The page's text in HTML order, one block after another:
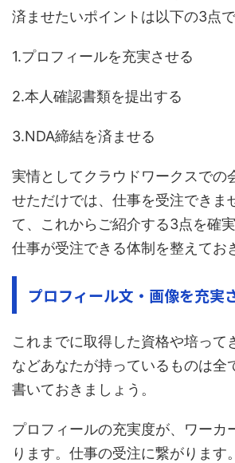
済ませたいポイントは以下の3点で
1.プロフィールを充実させる
2.本人確認書類を提出する
3.NDA締結を済ませる
実情としてクラウドワークスでの
せただけでは、仕事を受注できま
て、これからご紹介する3点を確
仕事が受注できる体制を整えてお
プロフィール文・画像を充実
これまでに取得した資格や培って
などあなたが持っているものは全
書いておきましょう。
プロフィールの充実度が、ワーカ
ります。仕事の受注に繋がります。